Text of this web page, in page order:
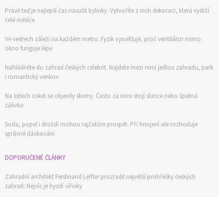
Právě teď je nejlepší čas nasušit bylinky. Vytvoříte z nich dekoraci, která vydrží
celé měsíce
Ve vedrech záleží na každém metru. Fyzik vysvětluje, proč ventilátor mimo
okno funguje lépe
Nahlédněte do zahrad českých celebrit. Najdete mezi nimi jedlou zahradu, park
i romantický venkov
Na listech cuket se objevily skvrny. Často za nimi stojí slunce nebo špatná
zálivka
Soda, popel i droždí mohou rajčatům prospět. Při hnojení ale rozhoduje
správné dávkování
DOPORUČENÉ ČLÁNKY
Zahradní architekt Ferdinand Leffler prozradil největší prohřešky českých
zahrad: Nejvíc je hyzdí vířivky